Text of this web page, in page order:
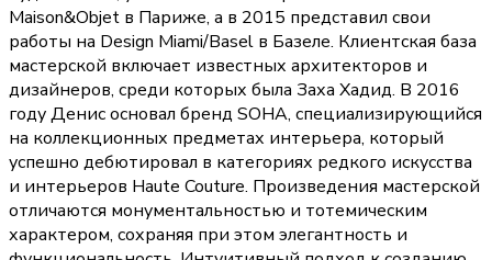
Maison&Objet в Париже, а в 2015 представил свои
работы на Design Miami/Basel в Базеле. Клиентская база
мастерской включает известных архитекторов и
дизайнеров, среди которых была Заха Хадид. В 2016
году Денис основал бренд SOHA, специализирующийся
на коллекционных предметах интерьера, который
успешно дебютировал в категориях редкого искусства
и интерьеров Haute Couture. Произведения мастерской
отличаются монументальностью и тотемическим
характером, сохраняя при этом элегантность и